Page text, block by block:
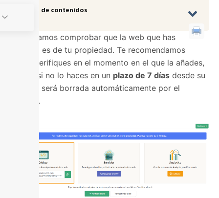
Tabla de contenidos
Necesitamos comprobar que la web que has
añadido es de tu propiedad. Te recomendamos
que la verifiques en el momento en el que la añades,
ya que si no lo haces en un plazo de 7 días desde su
ingreso, será borrada automáticamente por el
sistema.